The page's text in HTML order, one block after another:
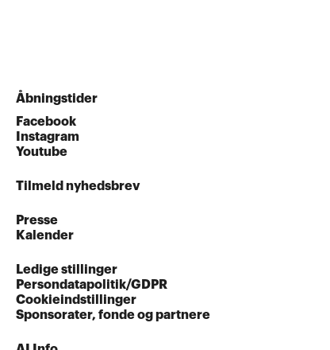
Åbningstider
Facebook
Instagram
Youtube
Tilmeld nyhedsbrev
Presse
Kalender
Ledige stillinger
Persondatapolitik/GDPR
Cookieindstillinger
Sponsorater, fonde og partnere